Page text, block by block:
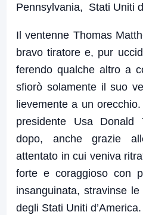
Pennsylvania, Stati Uniti
Il ventenne Thomas
bravo tiratore e, pur
ferendo qualche altro a
sfiorò solamente il suo
lievemente a un
presidente Usa
dopo, anche grazie
attentato in cui veniva
forte e coraggioso con
insanguinata, stravinse
degli Stati Uniti d’America.